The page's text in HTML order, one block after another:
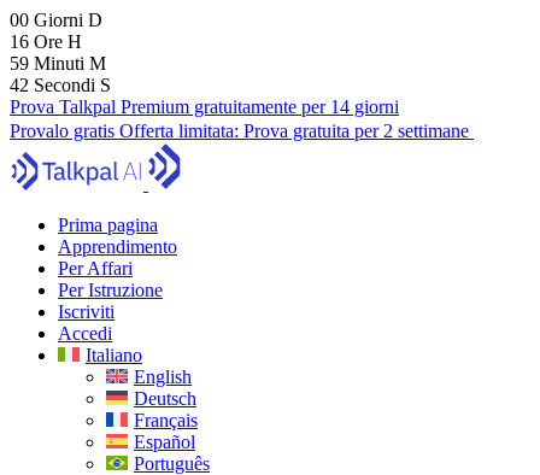
00 Giorni D
16 Ore H
59 Minuti M
41 Secondi S
Prova Talkpal Premium gratuitamente per 14 giorni
Provalo gratis Offerta limitata: Prova gratuita per 2 settimane
Prima pagina
Apprendimento
Per Affari
Per Istruzione
Iscriviti
Accedi
Italiano
English
Deutsch
Français
Español
Português